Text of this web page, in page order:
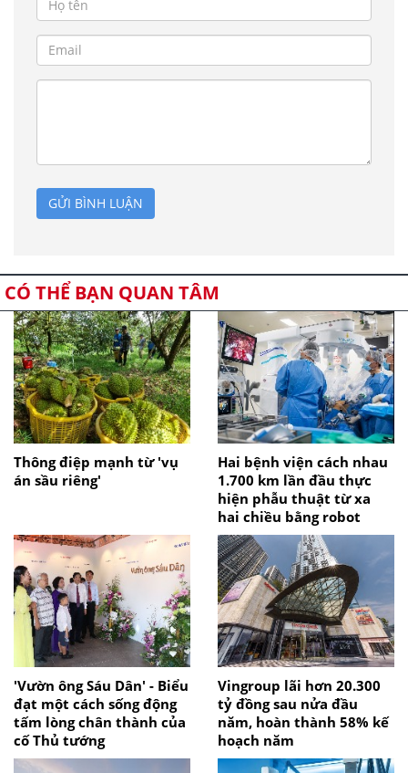
GỬI BÌNH LUẬN
CÓ THỂ BẠN QUAN TÂM
Thông điệp mạnh từ 'vụ
án sầu riêng'
Hai bệnh viện cách nhau
1.700 km lần đầu thực
hiện phẫu thuật từ xa
hai chiều bằng robot
'Vườn ông Sáu Dân' - Biểu
đạt một cách sống động
tấm lòng chân thành của
cố Thủ tướng
Vingroup lãi hơn 20.300
tỷ đồng sau nửa đầu
năm, hoàn thành 58% kế
hoạch năm